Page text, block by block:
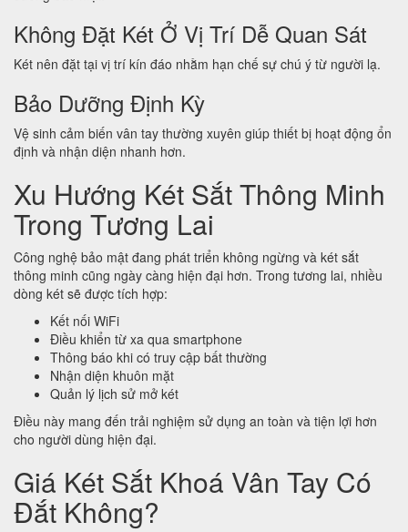
Không Đặt Két Ở Vị Trí Dễ Quan Sát
Két nên đặt tại vị trí kín đáo nhằm hạn chế sự chú ý từ người lạ.
Bảo Dưỡng Định Kỳ
Vệ sinh cảm biến vân tay thường xuyên giúp thiết bị hoạt động ổn
định và nhận diện nhanh hơn.
Xu Hướng Két Sắt Thông Minh
Trong Tương Lai
Công nghệ bảo mật đang phát triển không ngừng và két sắt
thông minh cũng ngày càng hiện đại hơn. Trong tương lai, nhiều
dòng két sẽ được tích hợp:
Kết nối WiFi
Điều khiển từ xa qua smartphone
Thông báo khi có truy cập bất thường
Nhận diện khuôn mặt
Quản lý lịch sử mở két
Điều này mang đến trải nghiệm sử dụng an toàn và tiện lợi hơn
cho người dùng hiện đại.
Giá Két Sắt Khoá Vân Tay Có
Đắt Không?